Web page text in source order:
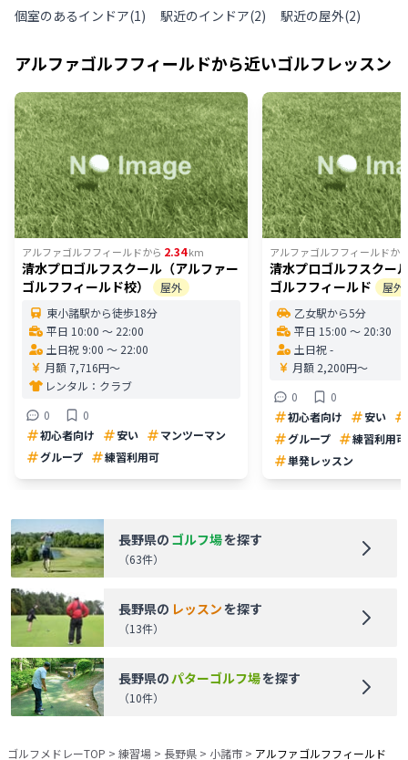
個室のあるインドア(1) 駅近のインドア(2) 駅近の屋外(2)
アルファゴルフフィールドから近いゴルフレッスン
アルファゴルフフィールドから 2.34km
清水プロゴルフスクール（アルファー
ゴルフフィールド校）
屋外
東小諸駅から徒歩18分
平日 10:00 〜 22:00
土日祝 9:00 〜 22:00
月額 7,716円〜
レンタル： クラブ
0
0
初心者向け
安い
マンツーマン
グループ
練習利用可
アルファゴルフフィールドか
清水プロゴルフスクー
ゴルフフィールド
屋外
乙女駅から5分
平日 15:00 〜 20:30
土日祝 -
月額 2,200円〜
0
0
初心者向け
安い
グループ
練習利用可
単発レッスン
長野県の ゴルフ場を探す
（63件）
長野県の レッスンを探す
（13件）
長野県の パターゴルフ場を探す
（10件）
ゴルフメドレーTOP > 練習場 > 長野県 > 小諸市 > アルファゴルフフィールド